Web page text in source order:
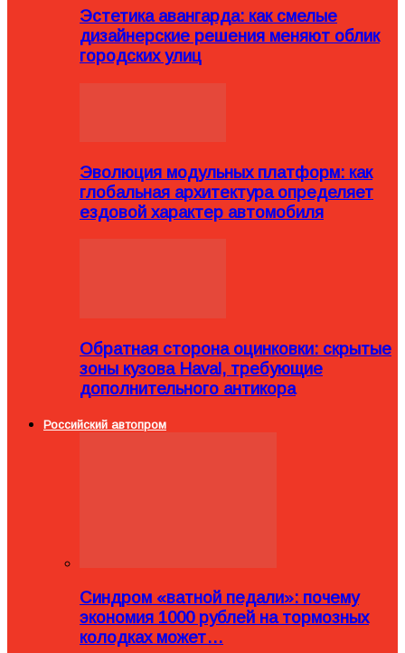
Эстетика авангарда: как смелые
дизайнерские решения меняют облик
городских улиц
Эволюция модульных платформ: как
глобальная архитектура определяет
ездовой характер автомобиля
Обратная сторона оцинковки: скрытые
зоны кузова Haval, требующие
дополнительного антикора
Российский автопром
Синдром «ватной педали»: почему
экономия 1000 рублей на тормозных
колодках может…